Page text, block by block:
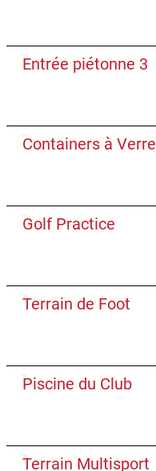
Entrée piétonne 3
Containers à Verre
Golf Practice
Terrain de Foot
Piscine du Club
Terrain Multisport